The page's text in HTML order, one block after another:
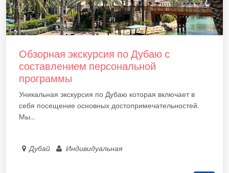
Обзорная экскурсия по Дубаю с
составлением персональной
программы
Уникальная экскурсия по Дубаю которая включает в
себя посещение основных достопримечательностей.
Мы...
Дубай Индивидуальная